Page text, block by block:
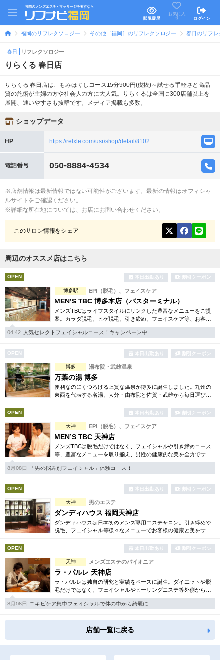
福岡のメンズエステ・マッサージを探すなら
閲覧履歴
お気に入
り
ログイン
福岡のリフレクソロジー その他［福岡］のリフレクソロジー 春日のリフレ
春日 リフレクソロジー
りらくる 春日店
りらくる 春日店は、もみほぐしコース15分900円(税抜)～試せる手軽さと高品
質の施術が主婦の方や社会人の方に大人気。りらくるは全国に300店舗以上を
展開、通いやすさも抜群です。メディア掲載も多数。
ショップデータ
HP https://relxle.com/usr/shop/detail/8102
電話番号 050-8884-4534
※店舗情報は最新情報ではない可能性がございます。最新の情報はオフィシャ
ルサイトをご確認ください。
※詳細な所在地については、お店にお問い合わせください。
このサロン情報をシェア
周辺のオススメ店はこちら
OPEN 本日出勤あり 割引クーポン
博多駅 EPI（脱毛）、フェイスケア
MEN’S TBC 博多本店（バスターミナル）
メンズTBCはライフスタイルにリンクした豊富なメニューをご提
案。カラダ脱毛、ヒゲ脱毛、引き締め、フェイスケア等、お客様
のニーズにマッチした施術で日常に寄り添います。まずはお得な
体験コースをチェック。
04:42 人気セレクトフェイシャルコース！キャンペーン中
OPEN 本日出勤あり 割引クーポン
博多 湯布院・武雄温泉
万葉の湯 博多
便利なのにくつろげる上質な温泉が博多に誕生しました。九州の
東西を代表する名湯、大分・由布院と佐賀・武雄から毎日運び込
OPEN 本日出勤あり 割引クーポン
天神 EPI（脱毛）、フェイスケア
MEN’S TBC 天神店
メンズTBCは脱毛だけではなく、フェイシャルや引き締めコース
等、豊富なメニューを取り揃え、男性の健康的な美を全力でサポ
ート。初めての方にも安心の、お得な体験コースも多数ご用意し
ております。
8月08日 「男の悩み別フェイシャル」体験コース！
OPEN 本日出勤あり 割引クーポン
天神 男のエステ
ダンディハウス 福岡天神店
ダンディハウスは日本初のメンズ専用エステサロン。引き締めや
脱毛、フェイシャル等様々なメニューでお客様の健康と美をサポ
OPEN 本日出勤あり 割引クーポン
天神 メンズエステのパイオニア
ラ・パルレ 天神店
ラ・パルレは独自の研究と実績をベースに誕生。ダイエットや脱
毛だけではなく、フェイシャルやヒーリングエステ等外側からも
内側からも美しくなるメニューを豊富に取り揃えております。お
得な体験コースも必見です。
8月06日 ニキビケア集中フェイシャルで体の中から綺麗に
店舗一覧に戻る